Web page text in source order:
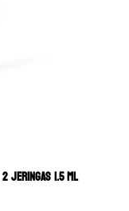
JERINGAS 1.5 ML